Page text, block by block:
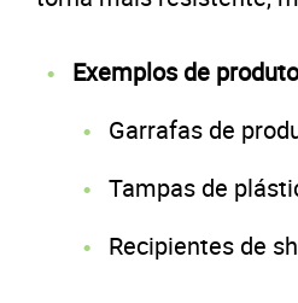
Exemplos de
Garrafas de
Tampas de
Recipientes de